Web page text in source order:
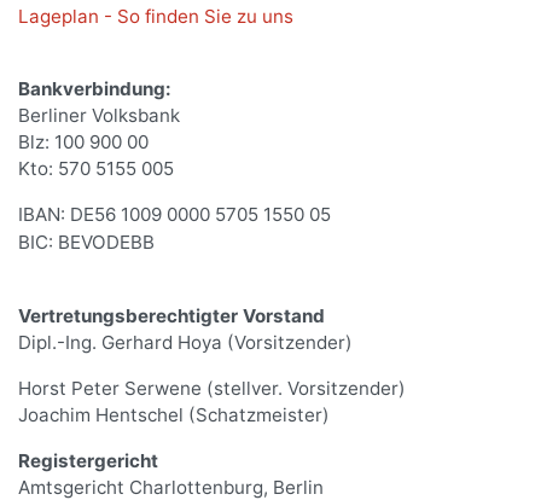
Lageplan - So finden Sie zu uns
Bankverbindung:
Berliner Volksbank
Blz: 100 900 00
Kto: 570 5155 005
IBAN: DE56 1009 0000 5705 1550 05
BIC: BEVODEBB
Vertretungsberechtigter Vorstand
Dipl.-Ing. Gerhard Hoya (Vorsitzender)
Horst Peter Serwene (stellver. Vorsitzender)
Joachim Hentschel (Schatzmeister)
Registergericht
Amtsgericht Charlottenburg, Berlin